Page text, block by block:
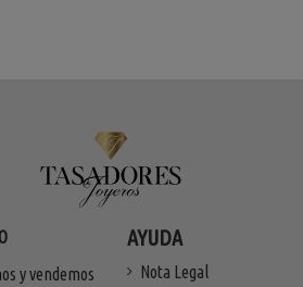
y vendemos
AYUDA
Nota Legal